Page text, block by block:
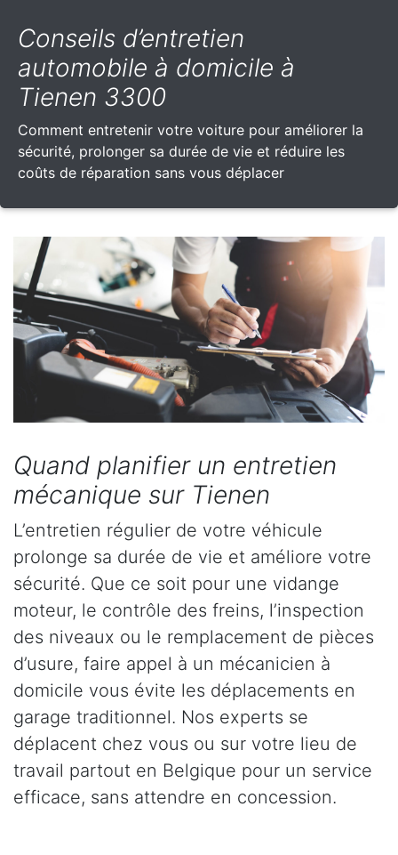
Conseils d’entretien
automobile à domicile à
Tienen 3300
Comment entretenir votre voiture pour améliorer la
sécurité, prolonger sa durée de vie et réduire les
coûts de réparation sans vous déplacer
Quand planifier un entretien
mécanique sur Tienen
L’entretien régulier de votre véhicule
prolonge sa durée de vie et améliore votre
sécurité. Que ce soit pour une vidange
moteur, le contrôle des freins, l’inspection
des niveaux ou le remplacement de pièces
d’usure, faire appel à un mécanicien à
domicile vous évite les déplacements en
garage traditionnel. Nos experts se
déplacent chez vous ou sur votre lieu de
travail partout en Belgique pour un service
efficace, sans attendre en concession.